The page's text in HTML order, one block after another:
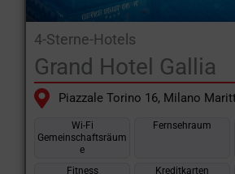
4-Sterne-Hotels
Grand Hotel Gallia
Piazzale Torino 16, Milano
Wi-Fi
Gemeinschaftsräum
e
Fernsehraum
Fitness Kreditkarten